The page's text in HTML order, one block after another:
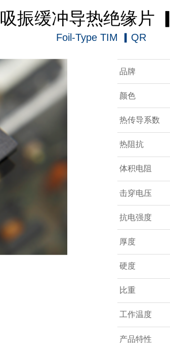
吸振缓冲导热绝缘片
Foil-Type TIM ▎QR
品牌
颜色
热传导系数
热阻抗
体积电阻
击穿电压
抗电强度
厚度
硬度
比重
工作温度
产品特性